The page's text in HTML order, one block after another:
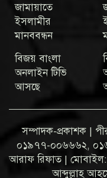
জামায়াতে
ইসলামীর
মানববন্ধন
বিজয় বাংলা
অনলাইন টিভি
আসছে
সম্পাদক-প্রকাশক |
০১৯৭৭-০০৬৬৬২,
আরাফ রিফাত | মোবাইল:
আব্দুল্লাহ